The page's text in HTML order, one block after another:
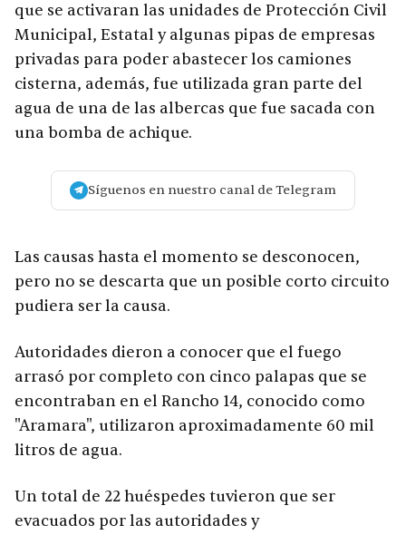
que se activaran las unidades de Protección Civil
Municipal, Estatal y algunas pipas de empresas
privadas para poder abastecer los camiones
cisterna, además, fue utilizada gran parte del
agua de una de las albercas que fue sacada con
una bomba de achique.
Síguenos en nuestro canal de Telegram
Las causas hasta el momento se desconocen,
pero no se descarta que un posible corto circuito
pudiera ser la causa.
Autoridades dieron a conocer que el fuego
arrasó por completo con cinco palapas que se
encontraban en el Rancho 14, conocido como
"Aramara", utilizaron aproximadamente 60 mil
litros de agua.
Un total de 22 huéspedes tuvieron que ser
evacuados por las autoridades y